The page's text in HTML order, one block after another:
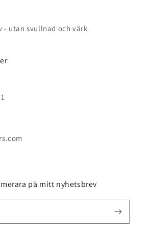
- utan svullnad och värk
på mitt nyhetsbrev